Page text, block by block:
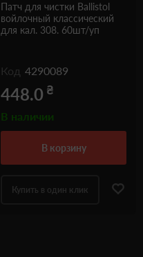
Патч для чистки Ballistol
войлочный классический
для кал. 308. 60шт/уп
Код 4290089
448.0 ₴
В наличии
в корзину
Купить в один клик